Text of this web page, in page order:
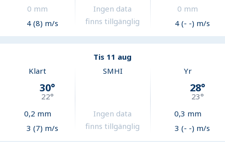
0 mm
4 (8) m/s
Ingen data
finns tillgänglig
0 mm
4 (- -) m/s
Tis 11 aug
Klart
30°
22°
0,2 mm
3 (7) m/s
SMHI
Ingen data
finns tillgänglig
Yr
28°
23°
0,3 mm
3 (- -) m/s